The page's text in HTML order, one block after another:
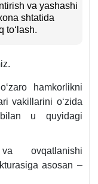
va yashashi
shtatida
toʻlash.
hamkorlikni
vakillarini oʻzida
u quyidagi
ovqatlanishi
asosan –